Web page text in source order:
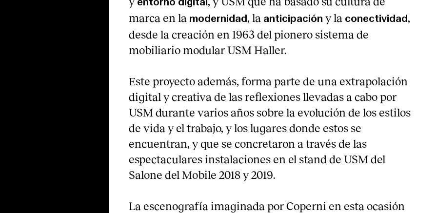
marca en la modernidad, la anticipación y la conectividad,
desde la creación en 1963 del pionero sistema de
mobiliario modular USM Haller.
Este proyecto además, forma parte de una extrapolación
digital y creativa de las reflexiones llevadas a cabo por
USM durante varios años sobre la evolución de los estilos
de vida y el trabajo, y los lugares donde estos se
encuentran, y que se concretaron a través de las
espectaculares instalaciones en el stand de USM del
Salone del Mobile 2018 y 2019.
La escenografía imaginada por Coperni en esta ocasión